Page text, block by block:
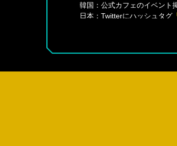
韓国：公式カフェのイベント
日本：Twitterにハッシュタグ
1. カフェ掲示板またはTwitter
2. 作品を投稿した時点で自動
3. 作品の形式は問いません。
4. 作品に画像、音声、音楽、
5. コンテスト後、実際にゲー
6. 本イベントはユーザーのア